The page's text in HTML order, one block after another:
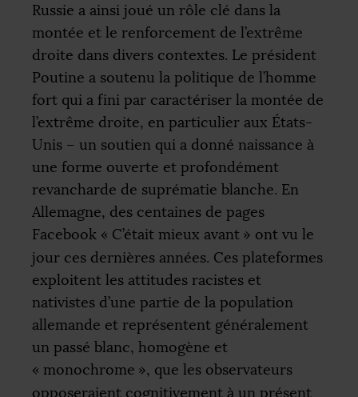
Russie a ainsi joué un rôle clé dans la
montée et le renforcement de l’extrême
droite dans divers contextes. Le président
Poutine a soutenu la politique de l’homme
fort qui a fini par caractériser la montée de
l’extrême droite, en particulier aux États-
Unis – un soutien qui a donné naissance à
une forme ouverte et profondément
revancharde de suprématie blanche. En
Allemagne, des centaines de pages
Facebook « C’était mieux avant » ont vu le
jour ces dernières années. Ces plateformes
exploitent les attitudes racistes et
nativistes d’une partie de la population
allemande et représentent généralement
un passé blanc, homogène et
« monochrome », que les observateurs
opposeraient cognitivement à un présent